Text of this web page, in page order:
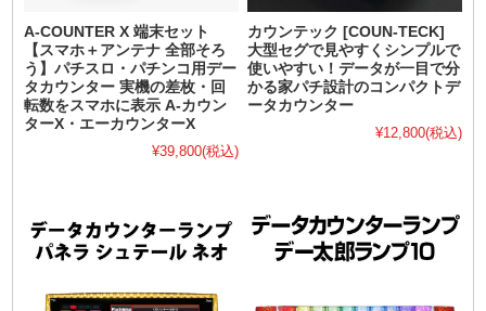
A-COUNTER X 端末セット
【スマホ＋アンテナ 全部そろ
う】パチスロ・パチンコ用デー
タカウンター 実機の差枚・回
転数をスマホに表示 A-カウン
ターX・エーカウンターX
¥39,800(税込)
カウンテック [COUN-TECK]
大型セグで見やすくシンプルで
使いやすい！データが一目で分
かる家パチ設計のコンパクトデ
ータカウンター
¥12,800(税込)